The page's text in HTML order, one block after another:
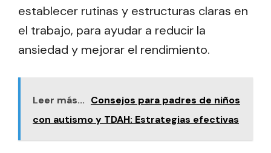
establecer rutinas y estructuras claras en
el trabajo, para ayudar a reducir la
ansiedad y mejorar el rendimiento.
Leer más... Consejos para padres de niños
con autismo y TDAH: Estrategias efectivas